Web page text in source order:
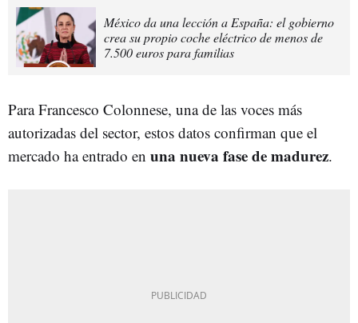
México da una lección a España: el gobierno
crea su propio coche eléctrico de menos de
7.500 euros para familias
Para Francesco Colonnese, una de las voces más
autorizadas del sector, estos datos confirman que el
mercado ha entrado en una nueva fase de madurez.